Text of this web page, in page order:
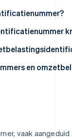
en
vaak